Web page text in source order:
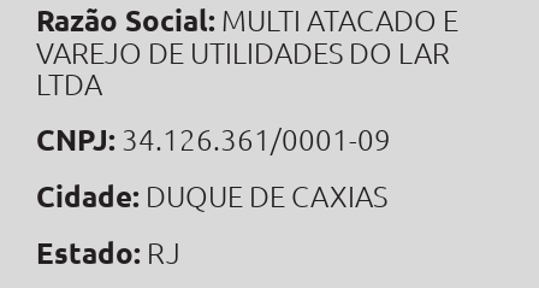
Razão Social: MULTI ATACADO E
VAREJO DE UTILIDADES DO LAR
LTDA
CNPJ: 34.126.361/0001-09
Cidade: DUQUE DE CAXIAS
Estado: RJ